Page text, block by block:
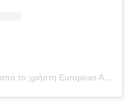
Η δημοσίευση κοινοποιήθηκε από το χρήστη European Aquatics Water Polo (@euro.waterpolo)